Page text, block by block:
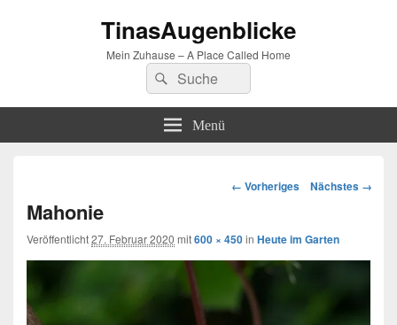
TinasAugenblicke
Mein Zuhause – A Place Called Home
Suchen
nach:
Suchen
Menü
Bilder-
← Vorheriges Nächstes →
Mahonie
Veröffentlicht27. Februar 2020 mit600 × 450in Heute im Garten